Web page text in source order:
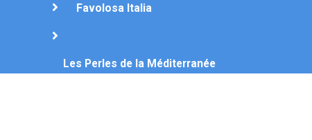
Favolosa Italia
Les Perles de la Méditerranée